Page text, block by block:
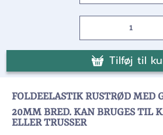
Tilføj til
FOLDEELASTIK RUSTRØD MED
20MM BRED. KAN BRUGES TIL
ELLER TRUSSER